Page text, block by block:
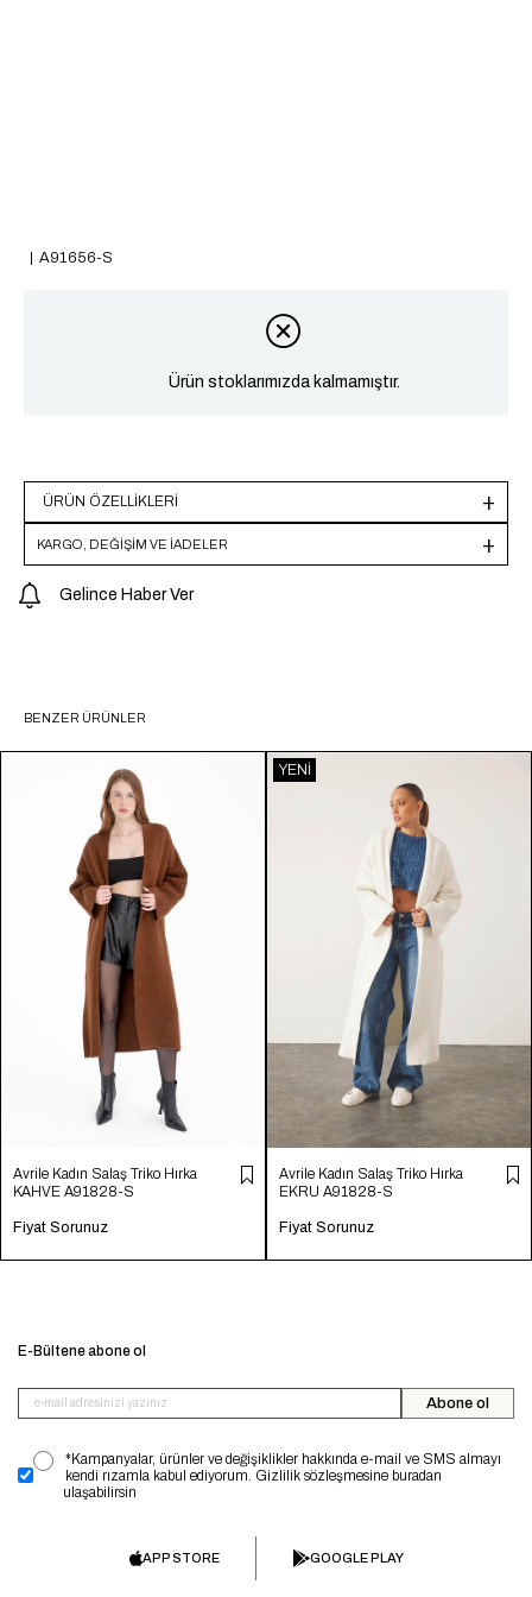
A91656-S
Ürün stoklarımızda kalmamıştır.
ÜRÜN ÖZELLIKLERI
KARGO, DEĞİŞİM VE İADELER
Gelince Haber Ver
BENZER ÜRÜNLER
Avrile Kadın Salaş Triko Hırka
KAHVE A91828-S
Fiyat Sorunuz
Avrile Kadın Salaş Triko Hırka
EKRU A91828-S
Fiyat Sorunuz
YENI
E-Bültene abone ol
Abone ol
*Kampanyalar, ürünler ve değişiklikler hakkında e-mail ve SMS almayı
kendi rızamla kabul ediyorum. Gizlilik sözleşmesine buradan
ulaşabilirsin
APP STORE GOOGLE PLAY